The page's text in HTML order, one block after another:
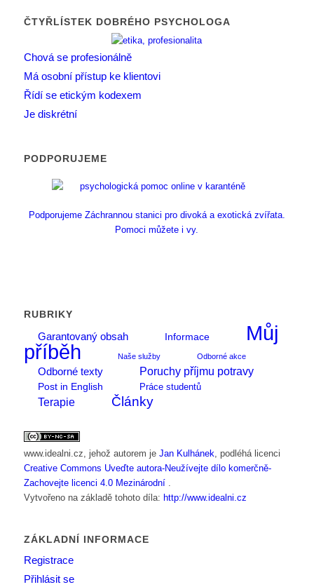
ČTYŘLÍSTEK DOBRÉHO PSYCHOLOGA
Chová se profesionálně
Má osobní přístup ke klientovi
Řídí se etickým kodexem
Je diskrétní
PODPORUJEME
Podporujeme Záchrannou stanici pro divoká a exotická zvířata.
Pomoci můžete i vy.
RUBRIKY
Garantovaný obsah
Informace
Můj
příběh
Naše služby Odborné akce
Odborné texty Poruchy příjmu potravy
Post in English Práce studentů
Terapie Články
www.idealni.cz , jehož autorem je Jan Kulhánek , podléhá licenci
Creative Commons Uveďte autora-Neužívejte dílo komerčně-
Zachovejte licenci 4.0 Mezinárodní
Vytvořeno na základě tohoto díla: http://www.idealni.cz
ZÁKLADNÍ INFORMACE
Registrace
Přihlásit se